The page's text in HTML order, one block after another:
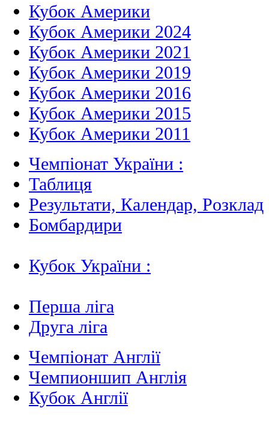
Кубок Америки
Кубок Америки 2024
Кубок Америки 2021
Кубок Америки 2019
Кубок Америки 2016
Кубок Америки 2015
Кубок Америки 2011
Чемпіонат України :
Таблиця
Результати, Календар, Poзклад
Бомбардири
Кубок України :
Перша ліга
Друга ліга
Чемпіонат Англії
Чемпионшип Англія
Кубок Англії